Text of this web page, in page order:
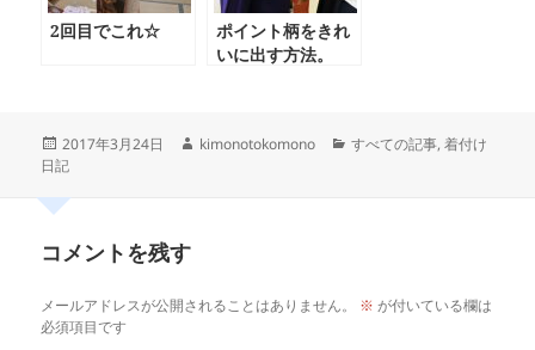
2回目でこれ☆
ポイント柄をきれ
いに出す方法。
投
稿
2017年3月24日
作
kimonotokomono
カ
すべての記事,着付け
日記
コメントを残す
メールアドレスが公開されることはありません。 ※ が付いている欄は
必須項目です